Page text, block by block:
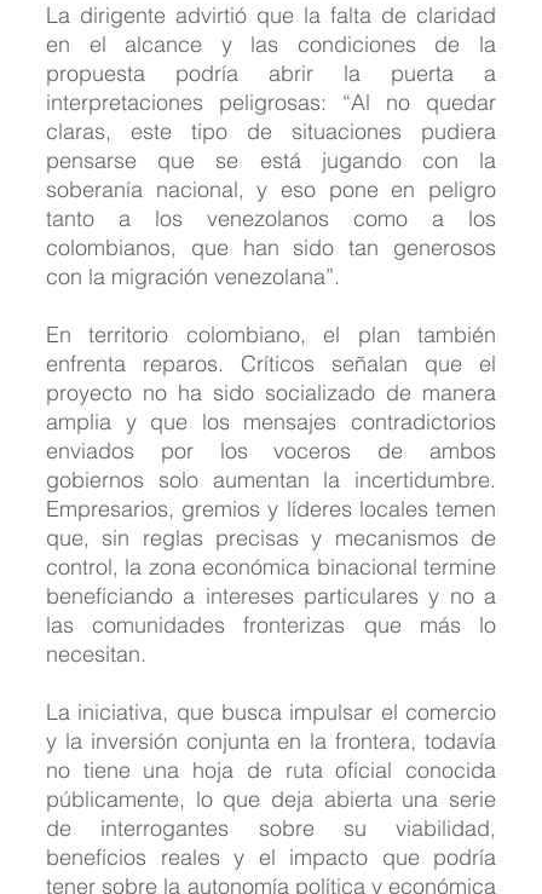
La dirigente advirtió que la falta de claridad
en el alcance y las condiciones de la
propuesta podría abrir la puerta a
interpretaciones peligrosas: “Al no quedar
claras, este tipo de situaciones pudiera
pensarse que se está jugando con la
soberanía nacional, y eso pone en peligro
tanto a los venezolanos como a los
colombianos, que han sido tan generosos
con la migración venezolana”.
En territorio colombiano, el plan también
enfrenta reparos. Críticos señalan que el
proyecto no ha sido socializado de manera
amplia y que los mensajes contradictorios
enviados por los voceros de ambos
gobiernos solo aumentan la incertidumbre.
Empresarios, gremios y líderes locales temen
que, sin reglas precisas y mecanismos de
control, la zona económica binacional termine
beneficiando a intereses particulares y no a
las comunidades fronterizas que más lo
necesitan.
La iniciativa, que busca impulsar el comercio
y la inversión conjunta en la frontera, todavía
no tiene una hoja de ruta oficial conocida
públicamente, lo que deja abierta una serie
de interrogantes sobre su viabilidad,
beneficios reales y el impacto que podría
tener sobre la autonomía política y económica